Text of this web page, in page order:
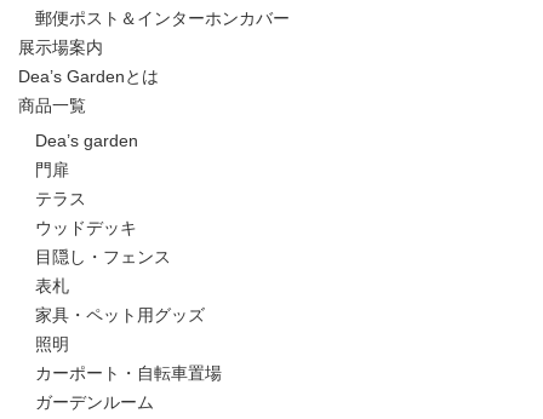
郵便ポスト＆インターホンカバー
展示場案内
Dea’s Gardenとは
商品一覧
Dea’s garden
門扉
テラス
ウッドデッキ
目隠し・フェンス
表札
家具・ペット用グッズ
照明
カーポート・自転車置場
ガーデンルーム